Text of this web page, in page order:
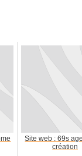
Site web : 69s
création